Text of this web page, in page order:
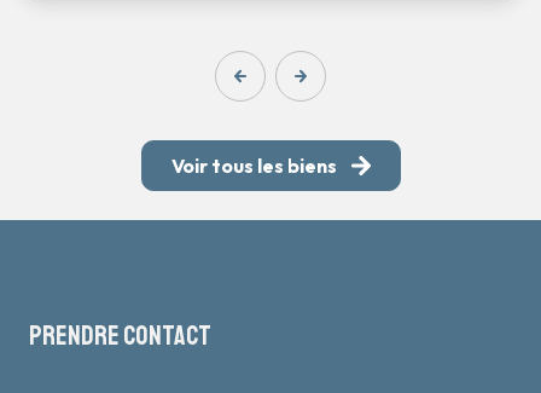
Voir tous les biens
prendre contact